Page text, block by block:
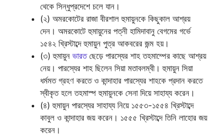
থেকে সিন্ধুপ্রদেশে চলে যান।
(২) অমরকোটের রাজা বীরশাল হুমায়ুনকে কিছুকাল আশ্রয়
দেন। অমরকোটে হুমায়ুনের পত্নী হামিদাবানু বেগমের গর্ভে
১৫৪২ খ্রিস্টাব্দে হুমায়ুন পুত্র আকবরের জন্ম হয়।
(৩) হুমায়ুন ভারতছেড়ে পারস্যের শাহ তহমাম্পের কাছে আশ্রয়
নেয়। পারস্যের শাহ ছিলেন সিয়া মতাবলম্বী। হুমায়ুন সিয়া
ধর্মমত গ্রহণ করতে ও কান্দাহার পারস্যের শাহকে প্রদান করতে
স্বীকৃত হলে তহমাস্প হুমায়ুনকে সেনা দিয়ে সাহায্য করেন।
(৪) হুমায়ুন পারস্যের সাহায্য নিয়ে ১৫৫৩-১৫৫৪ খ্রিস্টাব্দে
কাবুল ও কান্দাহার জয় করেন। ১৫৫৫ খ্রিস্টাব্দে তিনি লাহোর জয়
করেন।